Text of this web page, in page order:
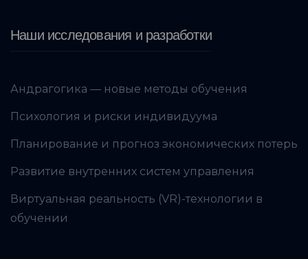
Наши исследования и разработки
Андрагогика — новые методы обучения
Психология и риски индивидуума
Планирование и прогноз экономических потерь
Развитие внутренних систем управления
Виртуальная реальность (VR)-технологии в
обучении